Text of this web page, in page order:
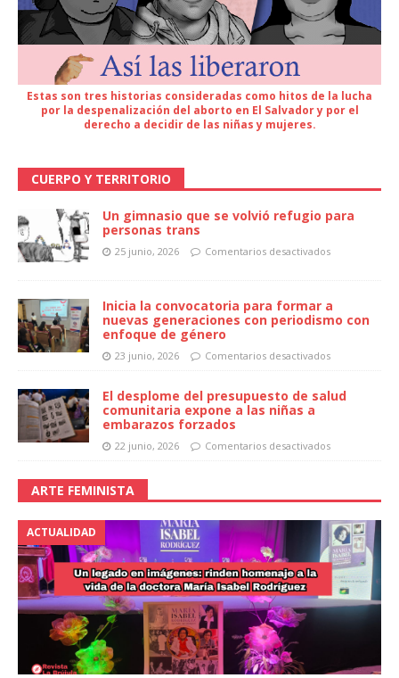
Estas son tres historias consideradas como hitos de la lucha
por la despenalización del aborto en El Salvador y por el
derecho a decidir de las niñas y mujeres.
CUERPO Y TERRITORIO
Un gimnasio que se volvió refugio para
personas trans
25 junio, 2026 Comentarios desactivados
Inicia la convocatoria para formar a
nuevas generaciones con periodismo con
enfoque de género
23 junio, 2026 Comentarios desactivados
El desplome del presupuesto de salud
comunitaria expone a las niñas a
embarazos forzados
22 junio, 2026 Comentarios desactivados
ARTE FEMINISTA
ACTUALIDAD